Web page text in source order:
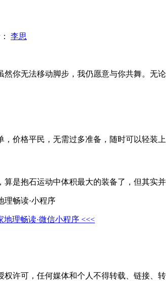
李思
你无法移动脚步，我仍愿意与你共舞。无
价格平民，无需过多准备，随时可以轻装上
是抱石运动中体积最大的装备了，但其实
理畅读·微信小程序 <<<
许可，任何媒体和个人不得转载、链接、